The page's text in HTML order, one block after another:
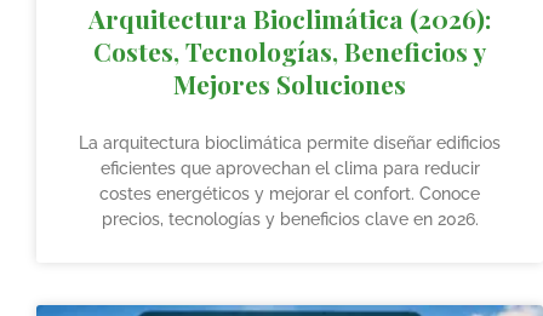
Arquitectura Bioclimática (2026):
Costes, Tecnologías, Beneficios y
Mejores Soluciones
La arquitectura bioclimática permite diseñar edificios
eficientes que aprovechan el clima para reducir
costes energéticos y mejorar el confort. Conoce
precios, tecnologías y beneficios clave en 2026.